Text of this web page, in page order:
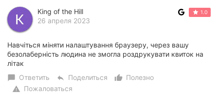
King of the Hill
26 апреля 2023
1.0
Навчіться міняти налаштування браузеру, через вашу
безолаберність людина не змогла роздрукувати квиток на
літак
chat_bubble Ответить reply Поделиться thumb_up_alt
Полезно
warning Пожаловаться